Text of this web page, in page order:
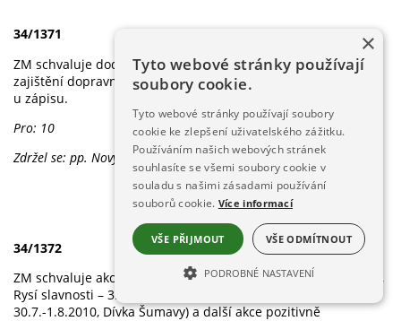
34/1371
ZM schvaluje dodatek ke smlouvě s Plzeňským krajem na
zajištění dopravní obslužnosti ve výši 138 000,-Kč. Příloha č. 7
u zápisu.
Pro: 10
Zdržel se: pp. Nový, Mach
34/1372
ZM schvaluje akce pořádané městem v roce 2010 (Dětský den,
Rysí slavnosti – 3.-6.7.2010, Železnorudské slavnosti –
30.7.-1.8.2010, Dívka Šumavy) a další akce pozitivně
×
Tyto webové stránky používají
soubory cookie.
Tyto webové stránky používají soubory
cookie ke zlepšení uživatelského zážitku.
Používáním našich webových stránek
souhlasíte se všemi soubory cookie v
souladu s našimi zásadami používání
souborů cookie. Více informací
VŠE PŘIJMOUT VŠE ODMÍTNOUT
PODROBNÉ NASTAVENÍ
NEZBYTNĚ NUTNÉ SOUBORY